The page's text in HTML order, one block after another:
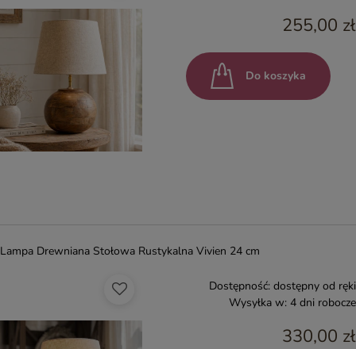
255,00 zł
Do koszyka
Lampa Drewniana Stołowa Rustykalna Vivien 24 cm
Dostępność: dostępny od ręki
Wysyłka w: 4 dni robocze
330,00 zł